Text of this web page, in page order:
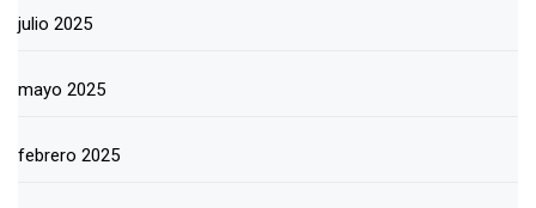
julio 2025
mayo 2025
febrero 2025